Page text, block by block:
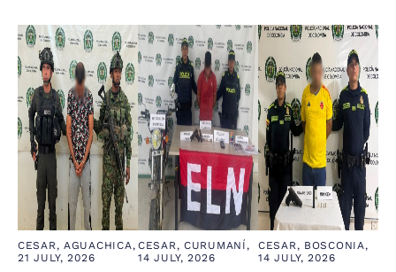
screen
reader
help
you
navigate
and
interact
content.
CESAR, AGUACHICA,
21 JULY, 2026
CESAR, CURUMANÍ,
14 JULY, 2026
CESAR, BOSCONIA,
14 JULY, 2026